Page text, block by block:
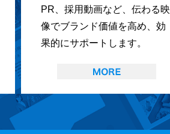
PR、採用動画など、伝わる映
像でブランド価値を高め、効
果的にサポートします。